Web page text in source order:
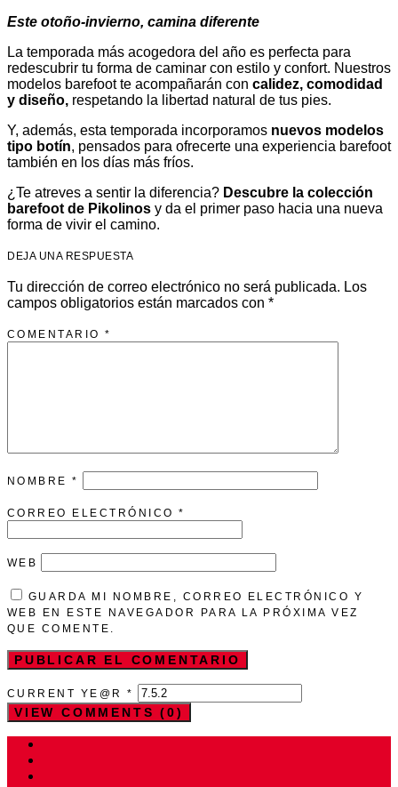
Este otoño-invierno, camina diferente
La temporada más acogedora del año es perfecta para
redescubrir tu forma de caminar con estilo y confort. Nuestros
modelos barefoot te acompañarán con calidez, comodidad
y diseño, respetando la libertad natural de tus pies.
Y, además, esta temporada incorporamos nuevos modelos
tipo botín, pensados para ofrecerte una experiencia barefoot
también en los días más fríos.
¿Te atreves a sentir la diferencia? Descubre la colección
barefoot de Pikolinos y da el primer paso hacia una nueva
forma de vivir el camino.
DEJA UNA RESPUESTA
Tu dirección de correo electrónico no será publicada. Los
campos obligatorios están marcados con *
COMENTARIO*
NOMBRE*
CORREO ELECTRÓNICO*
WEB
GUARDA MI NOMBRE, CORREO ELECTRÓNICO Y
WEB EN ESTE NAVEGADOR PARA LA PRÓXIMA VEZ
QUE COMENTE.
CURRENT YE@R*
VIEW COMMENTS (0)